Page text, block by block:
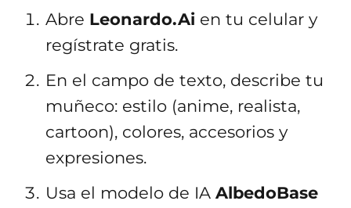
Abre Leonardo.Ai en tu celular y
regístrate gratis.
En el campo de texto, describe tu
muñeco: estilo (anime, realista,
cartoon), colores, accesorios y
expresiones.
Usa el modelo de IA AlbedoBase